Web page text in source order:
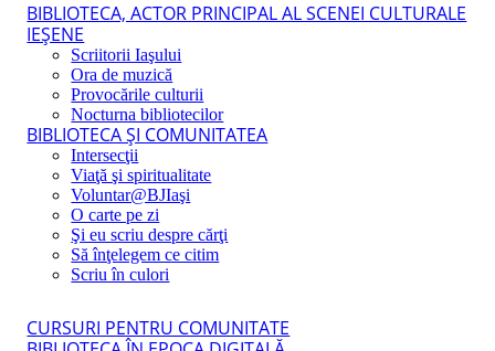
BIBLIOTECA, ACTOR PRINCIPAL AL SCENEI CULTURALE
IEŞENE
Scriitorii Iaşului
Ora de muzică
Provocările culturii
Nocturna bibliotecilor
BIBLIOTECA ŞI COMUNITATEA
Intersecţii
Viaţă şi spiritualitate
Voluntar@BJIaşi
O carte pe zi
Şi eu scriu despre cărţi
Să înţelegem ce citim
Scriu în culori
CURSURI PENTRU COMUNITATE